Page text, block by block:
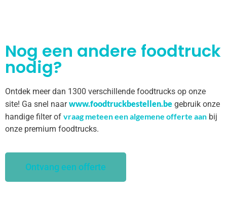
Nog een andere foodtruck
nodig?
Ontdek meer dan 1300 verschillende foodtrucks op onze
site! Ga snel naarwww.foodtruckbestellen.be gebruik onze
handige filter of vraag meteen een algemene offerte aan bij
onze premium foodtrucks.
Ontvang een offerte